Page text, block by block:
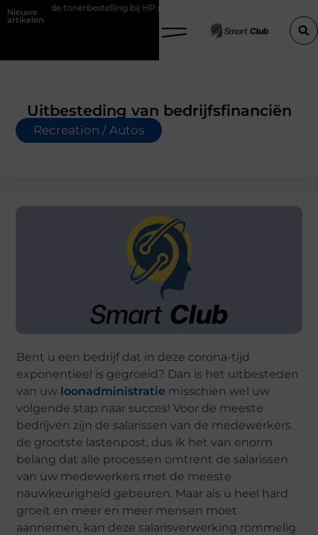
Nieuwe
artikelen
tonerbestelling bij HP printers
Uitbesteding van bedrijfsfinanciën
Recreation / Autos
Bent u een bedrijf dat in deze corona-tijd
exponentieel is gegroeid? Dan is het uitbesteden
van uw loonadministratie misschien wel uw
volgende stap naar succes! Voor de meeste
bedrijven zijn de salarissen van de medewerkers
de grootste lastenpost, dus ik het van enorm
belang dat alle processen omtrent de salarissen
van uw medewerkers met de meeste
nauwkeurigheid gebeuren. Maar als u heel hard
groeit en meer en meer mensen moet
aannemen, kan deze salarisverwerking rommelig